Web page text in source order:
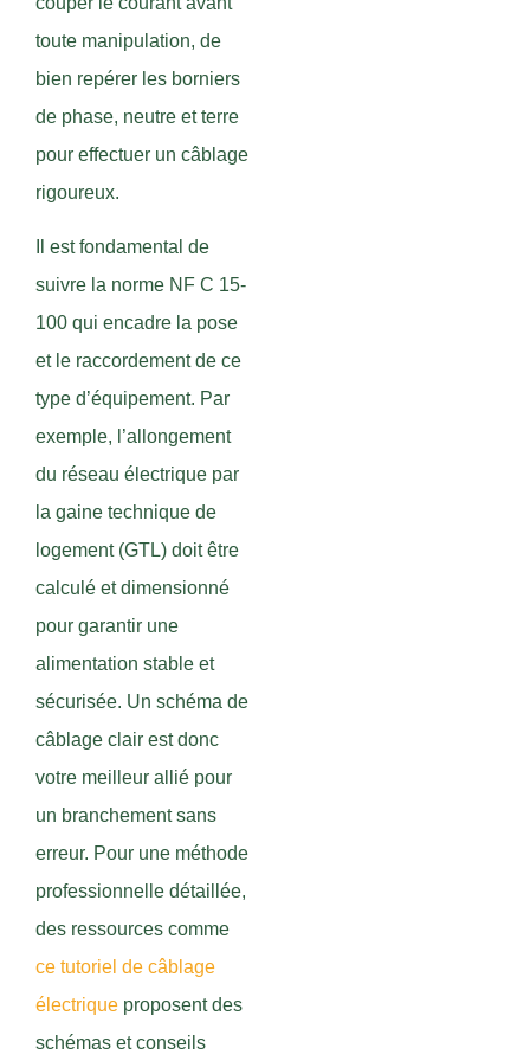
toute manipulation, de
bien repérer les borniers
de phase, neutre et terre
pour effectuer un câblage
rigoureux.
Il est fondamental de
suivre la norme NF C 15-
100 qui encadre la pose
et le raccordement de ce
type d’équipement. Par
exemple, l’allongement
du réseau électrique par
la gaine technique de
logement (GTL) doit être
calculé et dimensionné
pour garantir une
alimentation stable et
sécurisée. Un schéma de
câblage clair est donc
votre meilleur allié pour
un branchement sans
erreur. Pour une méthode
professionnelle détaillée,
des ressources comme
ce tutoriel de câblage
électrique proposent des
schémas et conseils